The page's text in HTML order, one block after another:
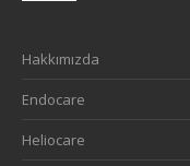
Hakkımızda
Endocare
Heliocare